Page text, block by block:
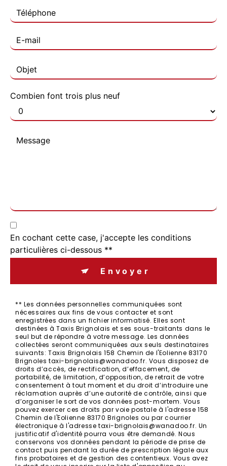
Combien font trois plus neuf
En cochant cette case, j'accepte les conditions
particulières ci-dessous **
Envoyer
** Les données personnelles communiquées sont
nécessaires aux fins de vous contacter et sont
enregistrées dans un fichier informatisé. Elles sont
destinées à Taxis Brignolais et ses sous-traitants dans le
seul but de répondre à votre message. Les données
collectées seront communiquées aux seuls destinataires
suivants: Taxis Brignolais 158 Chemin de l'Eolienne 83170
Brignoles taxi-brignolais@wanadoo.fr. Vous disposez de
droits d’accès, de rectification, d’effacement, de
portabilité, de limitation, d’opposition, de retrait de votre
consentement à tout moment et du droit d’introduire une
réclamation auprès d’une autorité de contrôle, ainsi que
d’organiser le sort de vos données post-mortem. Vous
pouvez exercer ces droits par voie postale à l'adresse 158
Chemin de l'Eolienne 83170 Brignoles ou par courrier
électronique à l'adresse taxi-brignolais@wanadoo.fr. Un
justificatif d'identité pourra vous être demandé. Nous
conservons vos données pendant la période de prise de
contact puis pendant la durée de prescription légale aux
fins probatoires et de gestion des contentieux. Vous avez